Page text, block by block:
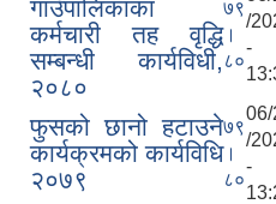
गाउँपालिकाका
कर्मचारी तह वृद्धि
सम्बन्धी कार्यविधी,
२०८०
७९
।
८०
/
-
फुसको छानो हटाउने
कार्यक्रमको कार्यविधि
२०७९
७९
।
८०
/
-